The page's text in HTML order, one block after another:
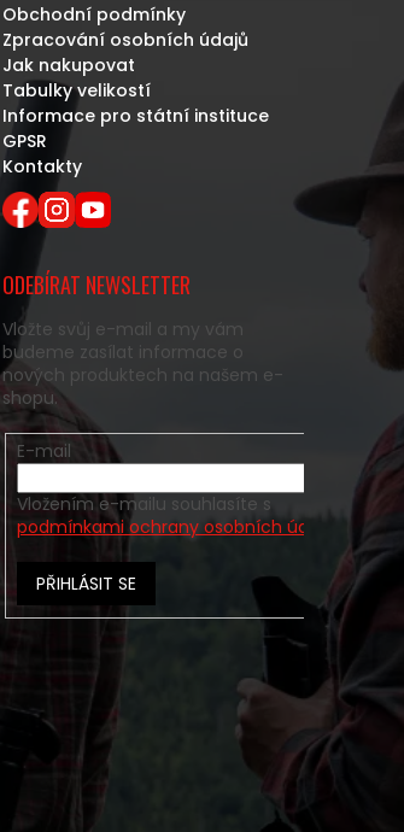
Obchodní podmínky
Zpracování osobních údajů
Jak nakupovat
Tabulky velikostí
Informace pro státní instituce
GPSR
Kontakty
ODEBÍRAT NEWSLETTER
Vložte svůj e-mail a my vám
budeme zasílat informace o
nových produktech na našem e-
shopu.
E-mail
Vložením e-mailu souhlasíte s
podmínkami ochrany osobních údajů
PŘIHLÁSIT SE